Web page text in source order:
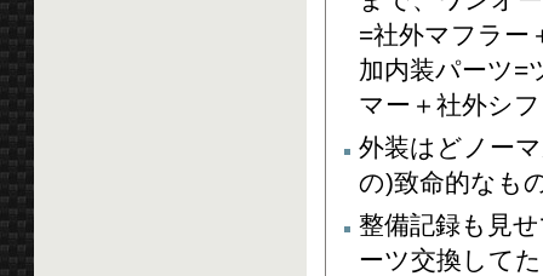
=社外マフラー
加内装パーツ=
マー＋社外シ
外装はどノー
の)致命的なも
整備記録も見
ーツ交換して